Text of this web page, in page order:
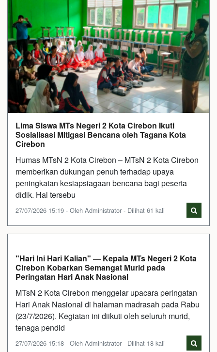
Lima Siswa MTs Negeri 2 Kota Cirebon Ikuti
Sosialisasi Mitigasi Bencana oleh Tagana Kota
Cirebon
Humas MTsN 2 Kota Cirebon – MTsN 2 Kota Cirebon
memberikan dukungan penuh terhadap upaya
peningkatan kesiapsiagaan bencana bagi peserta
didik. Hal tersebu
27/07/2026 15:19 - Oleh Administrator - Dilihat 61 kali
"Hari Ini Hari Kalian" — Kepala MTs Negeri 2 Kota
Cirebon Kobarkan Semangat Murid pada
Peringatan Hari Anak Nasional
MTsN 2 Kota Cirebon menggelar upacara peringatan
Hari Anak Nasional di halaman madrasah pada Rabu
(23/7/2026). Kegiatan ini diikuti oleh seluruh murid,
tenaga pendid
27/07/2026 15:18 - Oleh Administrator - Dilihat 18 kali